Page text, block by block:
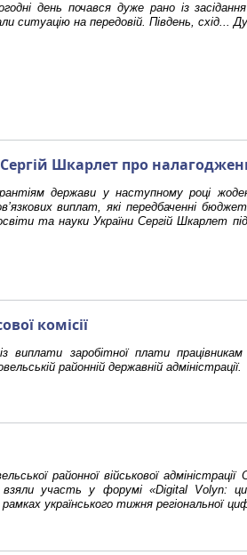
день почався дуже рано із
ситуацію на передовій. Південь, схід...
Шкарлет про
держави у наступному році
виплат, які передбаченні
та науки України Сергій Шкарлет
комісії
виплати заробітної плати
районній державній адміністрації.
районної військової
взяли участь у форумі «Digital Volyn:
українського тижня регіональної